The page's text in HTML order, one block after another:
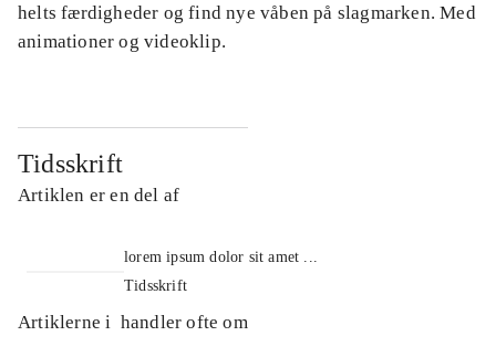
helts færdigheder og find nye våben på slagmarken. Med
animationer og videoklip.
Tidsskrift
Artiklen er en del af
lorem ipsum dolor sit amet ...
Tidsskrift
Artiklerne i handler ofte om